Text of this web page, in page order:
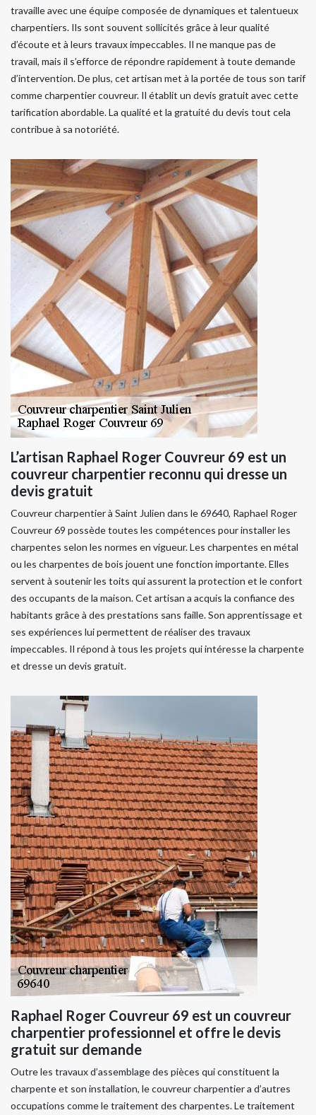
travaille avec une équipe composée de dynamiques et talentueux
charpentiers. Ils sont souvent sollicités grâce à leur qualité
d’écoute et à leurs travaux impeccables. Il ne manque pas de
travail, mais il s’efforce de répondre rapidement à toute demande
d’intervention. De plus, cet artisan met à la portée de tous son tarif
comme charpentier couvreur. Il établit un devis gratuit avec cette
tarification abordable. La qualité et la gratuité du devis tout cela
contribue à sa notoriété.
L’artisan Raphael Roger Couvreur 69 est un
couvreur charpentier reconnu qui dresse un
devis gratuit
Couvreur charpentier à Saint Julien dans le 69640, Raphael Roger
Couvreur 69 possède toutes les compétences pour installer les
charpentes selon les normes en vigueur. Les charpentes en métal
ou les charpentes de bois jouent une fonction importante. Elles
servent à soutenir les toits qui assurent la protection et le confort
des occupants de la maison. Cet artisan a acquis la confiance des
habitants grâce à des prestations sans faille. Son apprentissage et
ses expériences lui permettent de réaliser des travaux
impeccables. Il répond à tous les projets qui intéresse la charpente
et dresse un devis gratuit.
Raphael Roger Couvreur 69 est un couvreur
charpentier professionnel et offre le devis
gratuit sur demande
Outre les travaux d’assemblage des pièces qui constituent la
charpente et son installation, le couvreur charpentier a d’autres
occupations comme le traitement des charpentes. Le traitement